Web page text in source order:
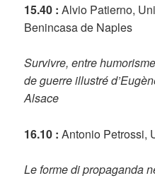
15.40 : Alvio Patierno,
Benincasa de Naples
Survivre, entre
de guerre illustré
Alsace
16.10 : Antonio Petrossi,
Le forme di propaganda